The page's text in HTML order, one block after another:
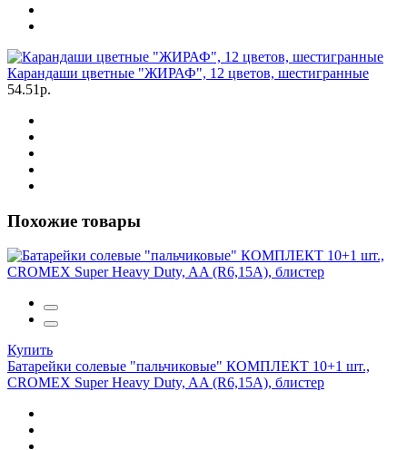
Карандаши цветные "ЖИРАФ", 12 цветов, шестигранные
54.51р.
Похожие товары
Купить
Батарейки солевые "пальчиковые" КОМПЛЕКТ 10+1 шт.,
CROMEX Super Heavy Duty, AA (R6,15A), блистер